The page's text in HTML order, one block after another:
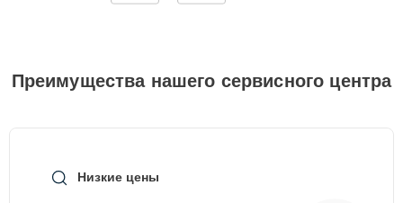
Преимущества нашего сервисного центра
Низкие цены